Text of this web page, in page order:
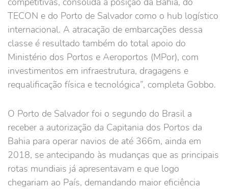
TECON e do Porto de Salvador como o hub logístico
internacional. A atracação de embarcações dessa
classe é resultado também do total apoio do
Ministério dos Portos e Aeroportos (MPor), com
investimentos em infraestrutura, dragagens e
requalificação física e tecnológica”, completa Gobbo.
O Porto de Salvador foi o segundo do Brasil a
receber a autorização da Capitania dos Portos da
Bahia para operar navios de até 366m, ainda em
2018, se antecipando às mudanças que as principais
rotas mundiais já apresentavam e que logo
chegariam ao País, demandando maior eficiência